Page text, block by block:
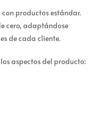
productos estándar.
cero, adaptándose
de cada cliente.
aspectos del producto: